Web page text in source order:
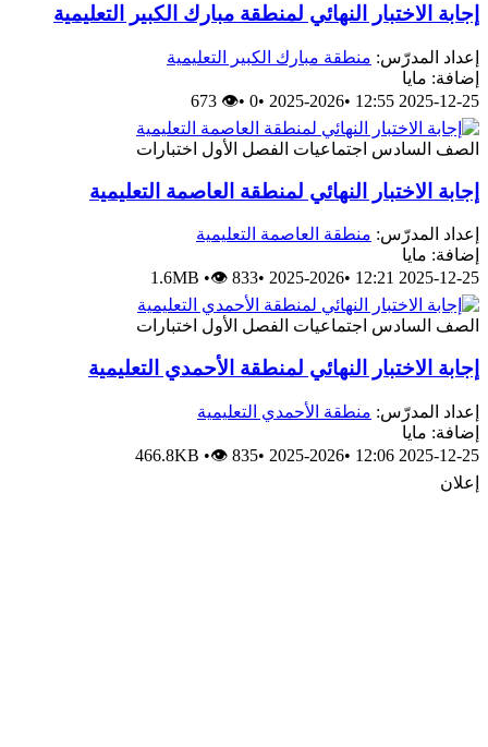
إجابة الاختبار النهائي لمنطقة مبارك الكبير التعليمية
إعداد المدرّس: منطقة مبارك الكبير التعليمية
إضافة: مايا
2025-12-25 12:55
•
2025-2026
•
0
•
👁 673
الصف السادس اجتماعيات الفصل الأول اختبارات
إجابة الاختبار النهائي لمنطقة العاصمة التعليمية
إعداد المدرّس: منطقة العاصمة التعليمية
إضافة: مايا
2025-12-25 12:21
•
2025-2026
•
1.6MB •👁 833
الصف السادس اجتماعيات الفصل الأول اختبارات
إجابة الاختبار النهائي لمنطقة الأحمدي التعليمية
إعداد المدرّس: منطقة الأحمدي التعليمية
إضافة: مايا
2025-12-25 12:06
•
2025-2026
•
466.8KB •👁 835
إعلان